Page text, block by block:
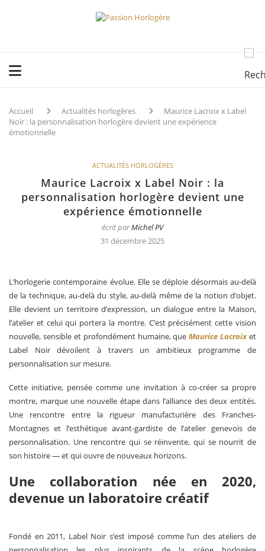
Accueil Actualités horlogères
Maurice Lacroix x Label
Noir : la personnalisation horlogère devient une expérience
émotionnelle
ACTUALITÉS HORLOGÈRES
Maurice Lacroix x Label Noir : la
personnalisation horlogère devient une
expérience émotionnelle
écrit parMichel PV
31 décembre 2025
L’horlogerie contemporaine évolue. Elle se déploie désormais au-delà
de la technique, au-delà du style, au-delà même de la notion d’objet.
Elle devient un territoire d’expression, un dialogue entre la Maison,
l’atelier et celui qui portera la montre. C’est précisément cette vision
nouvelle, sensible et profondément humaine, queMaurice Lacroixet
Label Noir dévoilent à travers un ambitieux programme de
personnalisation sur mesure.
Cette initiative, pensée comme une invitation à co-créer sa propre
montre, marque une nouvelle étape dans l’alliance des deux entités.
Une rencontre entre la rigueur manufacturière des Franches-
Montagnes et l’esthétique avant-gardiste de l’atelier genevois de
personnalisation. Une rencontre qui se réinvente, qui se nourrit de
son histoire — et qui ouvre de nouveaux horizons.
Une collaboration née en 2020,
devenue un laboratoire créatif
Fondé en 2011, Label Noir s’est imposé comme l’un des ateliers de